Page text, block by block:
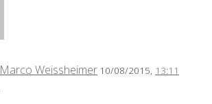
Marco Weissheimer 10/08/2015, 13:11